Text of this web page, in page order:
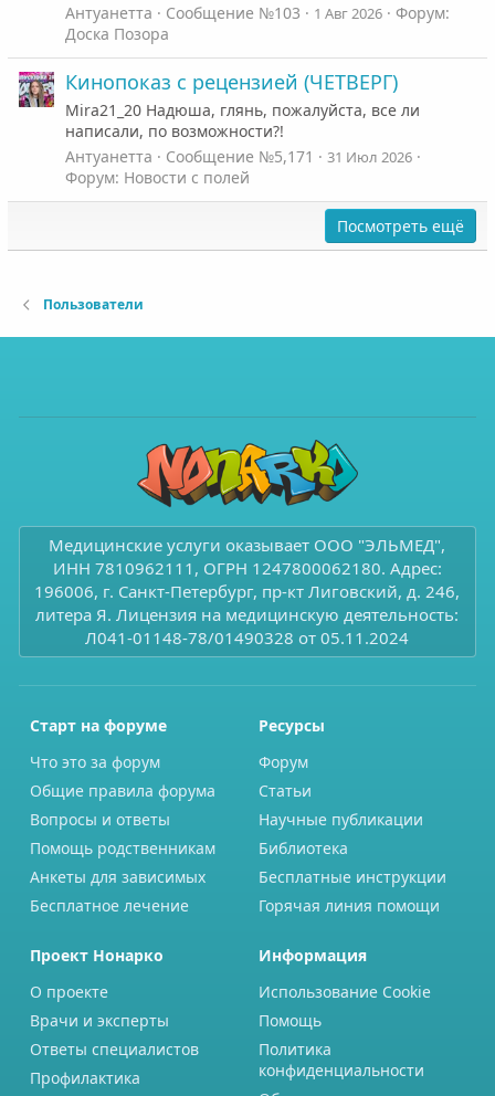
Антуанетта
Сообщение №103 1 Авг 2026
Форум:
Доска Позора
Кинопоказ с рецензией (ЧЕТВЕРГ)
Mira21_20 Надюша, глянь, пожалуйста, все ли
написали, по возможности?!
Антуанетта
Сообщение №5,171 31 Июл 2026
Форум: Новости с полей
Посмотреть ещё
Пользователи
Медицинские услуги оказывает ООО "ЭЛЬМЕД",
ИНН 7810962111, ОГРН 1247800062180. Адрес:
196006, г. Санкт-Петербург, пр-кт Лиговский, д. 246,
литера Я. Лицензия на медицинскую деятельность:
Л041-01148-78/01490328 от 05.11.2024
Старт на форуме
Что это за форум
Общие правила форума
Вопросы и ответы
Помощь родственникам
Анкеты для зависимых
Бесплатное лечение
Ресурсы
Форум
Статьи
Научные публикации
Библиотека
Бесплатные инструкции
Горячая линия помощи
Проект Нонарко
О проекте
Врачи и эксперты
Ответы специалистов
Профилактика
Информация
Использование Cookie
Помощь
Политика
конфиденциальности